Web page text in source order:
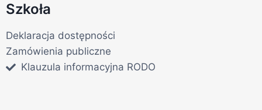
Szkoła
Deklaracja dostępności
Zamówienia publiczne
Klauzula informacyjna RODO